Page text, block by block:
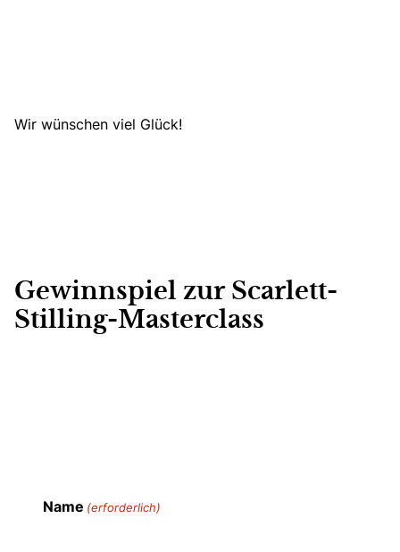
Wir wünschen viel Glück!
Gewinnspiel zur Scarlett-
Stilling-Masterclass
Name (erforderlich)